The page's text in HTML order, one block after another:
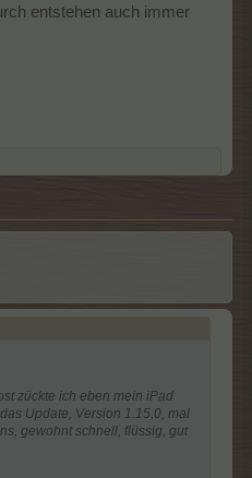
entstehen auch immer
zückte ich eben mein iPad
Update, Version 1.15.0, mal
gewohnt schnell, flüssig, gut